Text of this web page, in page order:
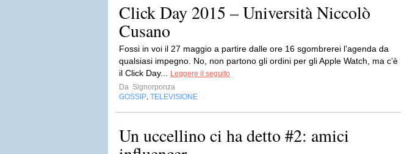
Click Day 2015 – Università Niccolò
Cusano
Fossi in voi il 27 maggio a partire dalle ore 16 sgombrerei l’agenda da
qualsiasi impegno. No, non partono gli ordini per gli Apple Watch, ma c’è
il Click Day...
Leggere il seguito
Da Signorponza
GOSSIP TELEVISIONE
Un uccellino ci ha detto #2: amici